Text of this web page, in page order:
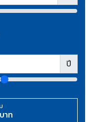
ปี
าท